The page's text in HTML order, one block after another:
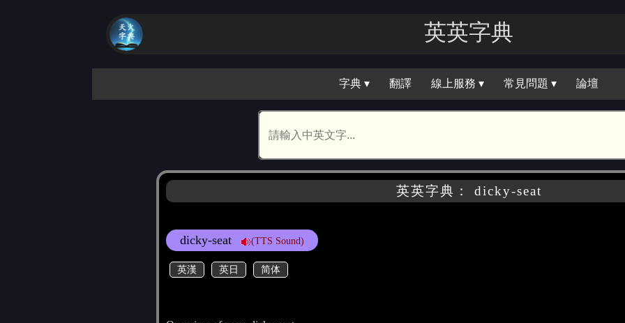
英英字典
字典 ▾ 翻譯 線上服務 ▾ 常見問題 ▾ 論壇
英英字典： dicky-seat
dicky-seat (TTS Sound)
英漢 英日 简体